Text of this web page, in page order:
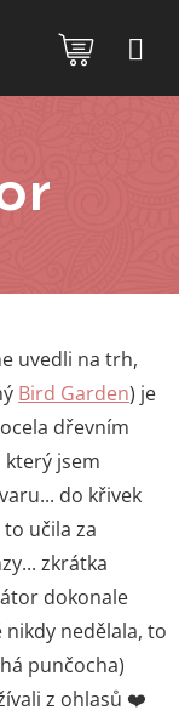
uvedli na trh,
Bird Garden) je
dřevním
který jsem
do křivek
učila za
zkrátka
dokonale
nedělala, to
punčocha)
z ohlasů ❤️